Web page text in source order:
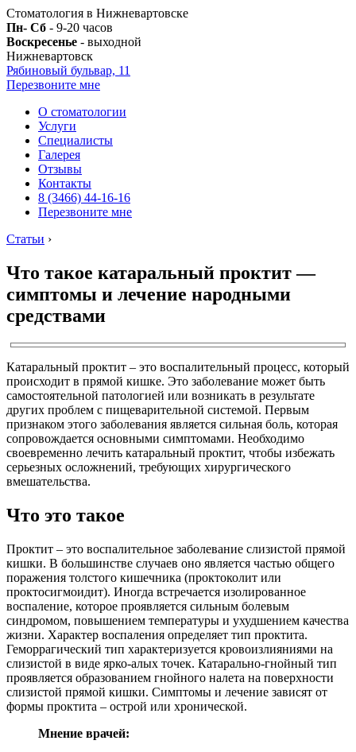
Стоматология в Нижневартовске
Пн- Сб - 9-20 часов
Воскресенье - выходной
Нижневартовск
Рябиновый бульвар, 11
Перезвоните мне
О стоматологии
Услуги
Специалисты
Галерея
Отзывы
Контакты
8 (3466) 44-16-16
Перезвоните мне
Статьи ›
Что такое катаральный проктит —
симптомы и лечение народными
средствами
Катаральный проктит – это воспалительный процесс, который
происходит в прямой кишке. Это заболевание может быть
самостоятельной патологией или возникать в результате
других проблем с пищеварительной системой. Первым
признаком этого заболевания является сильная боль, которая
сопровождается основными симптомами. Необходимо
своевременно лечить катаральный проктит, чтобы избежать
серьезных осложнений, требующих хирургического
вмешательства.
Что это такое
Проктит – это воспалительное заболевание слизистой прямой
кишки. В большинстве случаев оно является частью общего
поражения толстого кишечника (проктоколит или
проктосигмоидит). Иногда встречается изолированное
воспаление, которое проявляется сильным болевым
синдромом, повышением температуры и ухудшением качества
жизни. Характер воспаления определяет тип проктита.
Геморрагический тип характеризуется кровоизлияниями на
слизистой в виде ярко-алых точек. Катарально-гнойный тип
проявляется образованием гнойного налета на поверхности
слизистой прямой кишки. Симптомы и лечение зависят от
формы проктита – острой или хронической.
Мнение врачей: